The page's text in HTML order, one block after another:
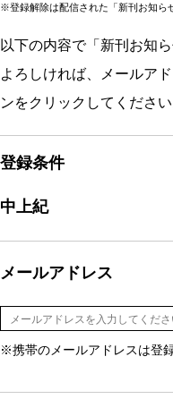
※登録解除は配信された「新刊お知ら
以下の内容で「新刊お知
よろしければ、メールア
ンをクリックしてください
登録条件
中上紀
メールアドレス
※携帯のメールアドレスは登